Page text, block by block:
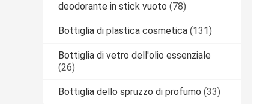
deodorante in stick vuoto (78)
Bottiglia di plastica cosmetica (131)
Bottiglia di vetro dell'olio essenziale
(26)
Bottiglia dello spruzzo di profumo (33)